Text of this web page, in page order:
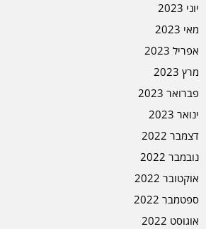
יוני 2023
מאי 2023
אפריל 2023
מרץ 2023
פברואר 2023
ינואר 2023
דצמבר 2022
נובמבר 2022
אוקטובר 2022
ספטמבר 2022
אוגוסט 2022